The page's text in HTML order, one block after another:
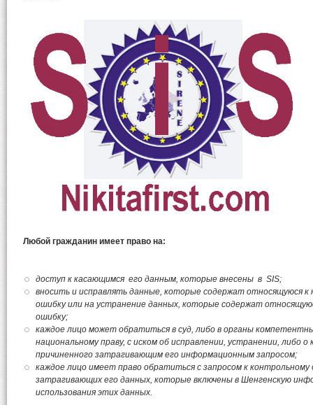
Любой гражданин имеет право на:
доступ к касающимся его данным, которые внесены в SIS;
вносить и исправлять данные, которые содержат относящуюся к
ошибку или на устранение данных, которые содержат
ошибку;
каждое лицо может обратиться в суд, либо в органы
национальному праву, с иском об исправлении, устранении, либо о
причиненного затрагивающим его информационным запросом;
каждое лицо имеет право обратиться с запросом к контрольному
затрагивающих его данных, которые включены в Шенгенскую
использования этих данных.